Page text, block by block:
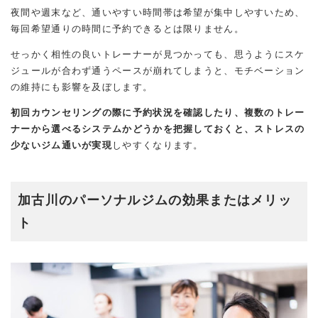
夜間や週末など、通いやすい時間帯は希望が集中しやすいため、
毎回希望通りの時間に予約できるとは限りません。
せっかく相性の良いトレーナーが見つかっても、思うようにスケ
ジュールが合わず通うペースが崩れてしまうと、モチベーション
の維持にも影響を及ぼします。
初回カウンセリングの際に予約状況を確認したり、複数のトレー
ナーから選べるシステムかどうかを把握しておくと、ストレスの
少ないジム通いが実現 しやすくなります。
加古川のパーソナルジムの効果またはメリッ
ト